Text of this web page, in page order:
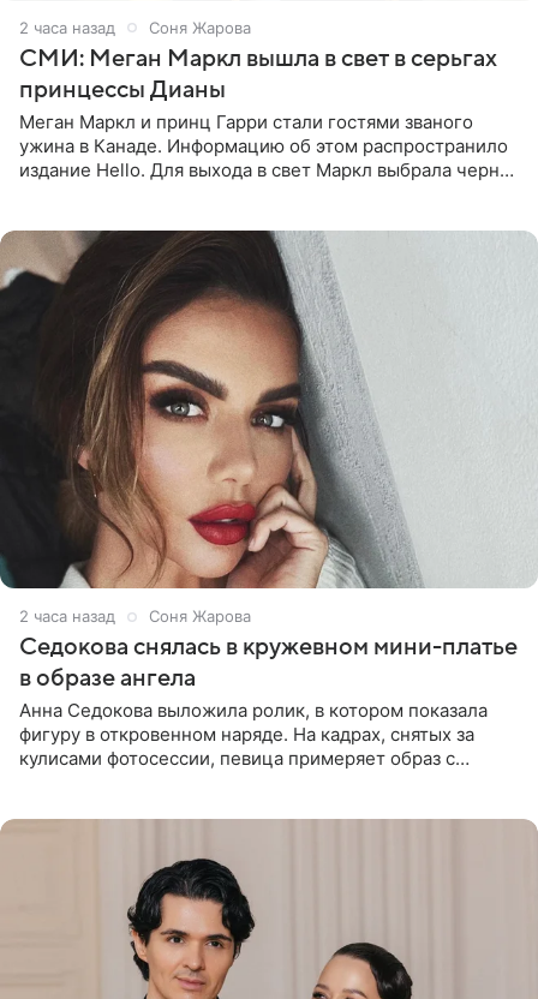
2 часа назад Соня Жарова
СМИ: Меган Маркл вышла в свет в серьгах
принцессы Дианы
Меган Маркл и принц Гарри стали гостями званого
ужина в Канаде. Информацию об этом распространило
издание Hello. Для выхода в свет Маркл выбрала черное
2 часа назад Соня Жарова
Седокова снялась в кружевном мини-платье
в образе ангела
Анна Седокова выложила ролик, в котором показала
фигуру в откровенном наряде. На кадрах, снятых за
кулисами фотосессии, певица примеряет образ с